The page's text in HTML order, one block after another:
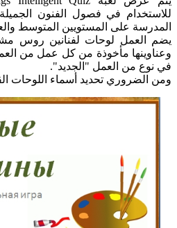
المدرسة على المستويين المتوسط
يضم العمل لوحات لفنانين روس
وعناوينها مأخوذة من كل عمل من
في نوع من العمل "الجديد".
ومن الضروري تحديد أسماء اللوحات